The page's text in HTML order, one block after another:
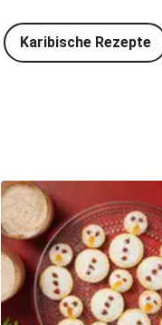
Karibische Rezepte